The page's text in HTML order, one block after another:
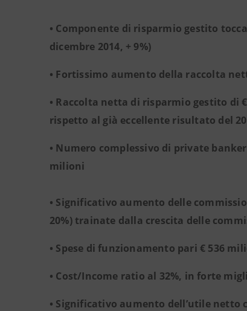
• Componente di risparmio gestito
dicembre 2014, + 9%)
• Fortissimo aumento della raccolta
• Raccolta netta di risparmio gestito di
rispetto al già eccellente risultato del
• Numero complessivo di private
milioni
• Significativo aumento delle
20%) trainate dalla crescita delle
• Spese di funzionamento pari € 536
• Cost/Income ratio al 32%, in forte
• Significativo aumento dell’utile netto